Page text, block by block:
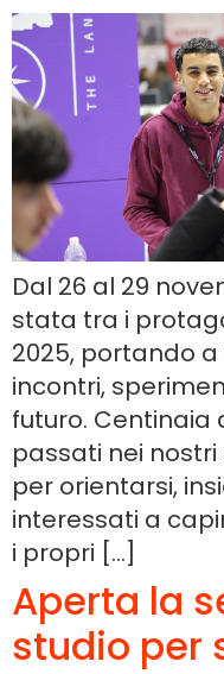
Dal 26 al 29
stata tra i
2025, portando
incontri,
futuro. Centinaia
passati nei
per orientarsi,
interessati a
i propri […]
Aperta la
studio per